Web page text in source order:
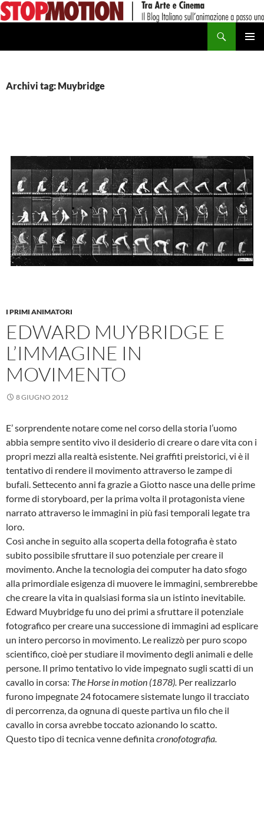
Vai
al
Archivi tag: Muybridge
I PRIMI ANIMATORI
EDWARD MUYBRIDGE E
L’IMMAGINE IN
MOVIMENTO
8 GIUGNO 2012
E’ sorprendente notare come nel corso della storia l’uomo
abbia sempre sentito vivo il desiderio di creare o dare vita con i
propri mezzi alla realtà esistente. Nei graffiti preistorici, vi è il
tentativo di rendere il movimento attraverso le zampe di
bufali. Settecento anni fa grazie a Giotto nasce una delle prime
forme di storyboard, per la prima volta il protagonista viene
narrato attraverso le immagini in più fasi temporali legate tra
loro.
Così anche in seguito alla scoperta della fotografia è stato
subito possibile sfruttare il suo potenziale per creare il
movimento. Anche la tecnologia dei computer ha dato sfogo
alla primordiale esigenza di muovere le immagini, sembrerebbe
che creare la vita in qualsiasi forma sia un istinto inevitabile.
Edward Muybridge fu uno dei primi a sfruttare il potenziale
fotografico per creare una successione di immagini ad esplicare
un intero percorso in movimento. Le realizzò per puro scopo
scientifico, cioè per studiare il movimento degli animali e delle
persone. Il primo tentativo lo vide impegnato sugli scatti di un
cavallo in corsa: The Horse in motion (1878). Per realizzarlo
furono impegnate 24 fotocamere sistemate lungo il tracciato
di percorrenza, da ognuna di queste partiva un filo che il
cavallo in corsa avrebbe toccato azionando lo scatto.
Questo tipo di tecnica venne definitacronofotografia.